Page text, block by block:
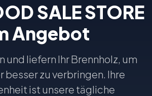
SALE STORE
Angebot
und liefern Ihr Brennholz, um
besser zu verbringen. Ihre
ist unsere tägliche